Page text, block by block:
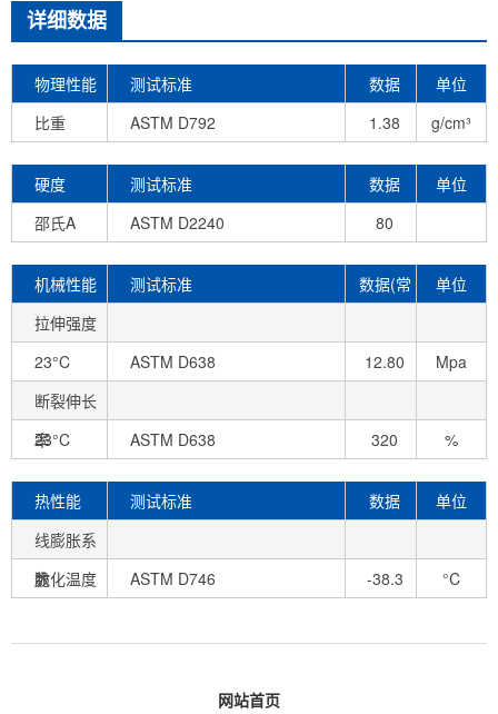
详细数据
物理性能 测试标准 数据
单位
比重
ASTM D792 1.38 g/cm³
硬度 测试标准 数据
单位
邵氏A
ASTM D2240 80
机械性能 测试标准
数据(常
单位
拉伸强度
23°C
ASTM D638 12.80
Mpa
断裂伸长
率
23°C ASTM D638 320 %
热性能 测试标准 数据
单位
线膨胀系
数
脆化温度 ASTM D746 -38.3 °C
网站首页